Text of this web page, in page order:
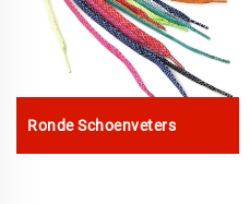
Ronde Schoenveters